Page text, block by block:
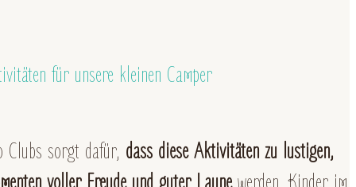
für unsere kleinen Camper
Clubs sorgt dafür, dass diese Aktivitäten zu lustigen,